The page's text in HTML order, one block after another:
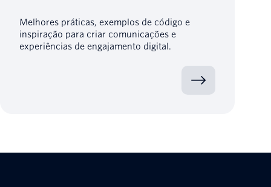
Melhores práticas, exemplos de código e
inspiração para criar comunicações e
experiências de engajamento digital.